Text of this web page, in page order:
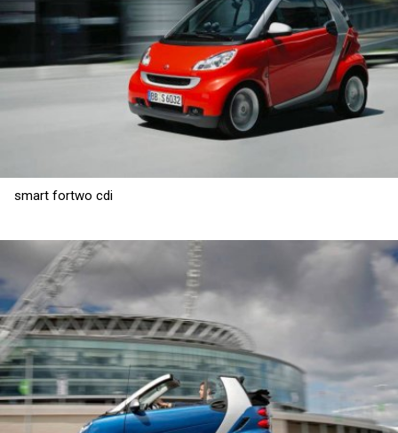
smart fortwo cdi